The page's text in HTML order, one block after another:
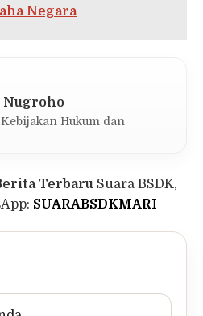
Negara
Nugroho
Hukum dan
Terbaru Suara BSDK,
SUARABSDKMARI